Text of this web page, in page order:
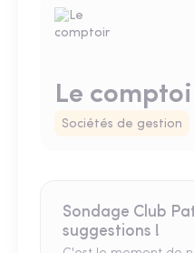
Le
Sociétés de gestion
Sondage Club
suggestions !